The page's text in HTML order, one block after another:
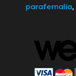
parafernalia,